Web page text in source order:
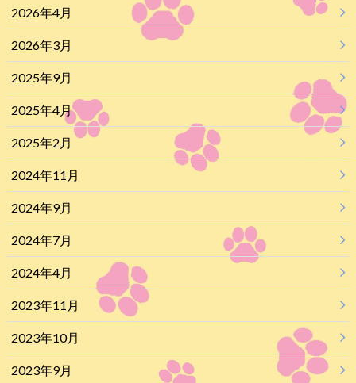
2026年4月
2026年3月
2025年9月
2025年4月
2025年2月
2024年11月
2024年9月
2024年7月
2024年4月
2023年11月
2023年10月
2023年9月